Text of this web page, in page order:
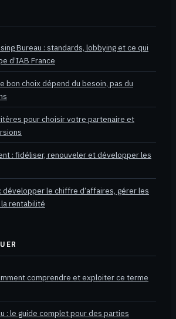
Bureau : standards, lobbying et ce qui
d’IAB France
bon choix dépend du besoin, pas du
pour choisir votre partenaire et
: fidéliser, renouveler et développer les
développer le chiffre d’affaires, gérer les
rentabilité
comprendre et exploiter ce terme
: le guide complet pour des parties